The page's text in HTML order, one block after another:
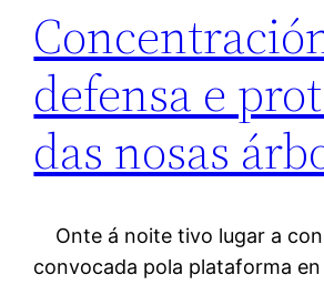
defensa e
das nosas
Onte á noite tivo lugar a
convocada pola plataforma